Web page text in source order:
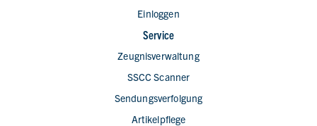
Einloggen
Service
Zeugnisverwaltung
SSCC Scanner
Sendungsverfolgung
Artikelpflege